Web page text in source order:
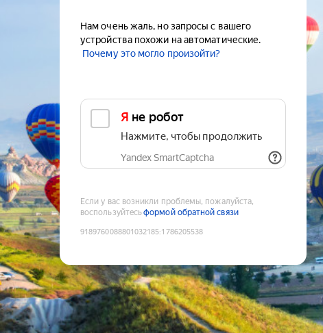
Нам очень жаль, но запросы с вашего
устройства похожи на автоматические.
Почему это могло произойти?
Я не робот
Нажмите, чтобы продолжить
Yandex SmartCaptcha
Если у вас возникли проблемы, пожалуйста,
воспользуйтесьформой обратной связи
9189760088801032185:1786205538